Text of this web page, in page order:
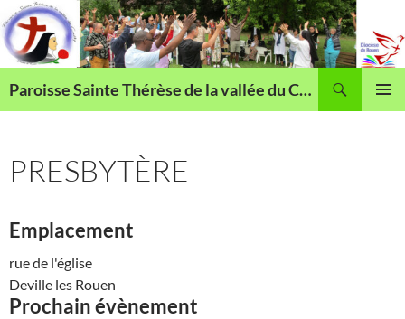
Aller
au
contenu
Paroisse Sainte Thérèse de la vallée du Cailly
PRESBYTÈRE
Emplacement
rue de l'église
Deville les Rouen
Prochain évènement